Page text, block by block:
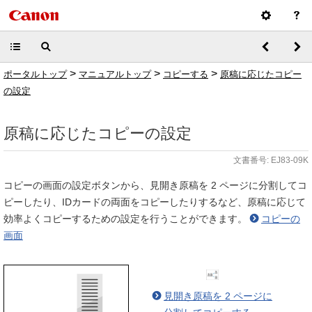
ポータルトップ> マニュアルトップ> コピーする > 原稿に応じたコピー
の設定
原稿に応じたコピーの設定
文書番号: EJ83-09K
コピーの画面の設定ボタンから、見開き原稿を 2 ページに分割してコ
ピーしたり、IDカードの両面をコピーしたりするなど、原稿に応じて
効率よくコピーするための設定を行うことができます。
コピーの
画面
見開き原稿を 2 ページに